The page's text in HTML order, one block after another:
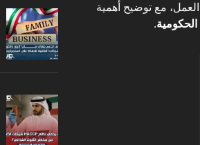
مع توضيح أهمية
الحكومية.